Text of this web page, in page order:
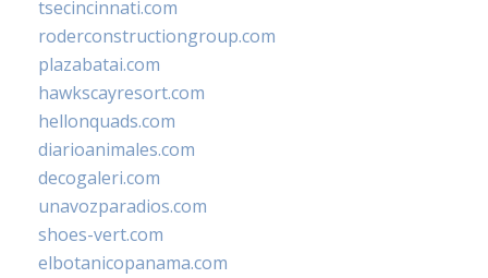
tsecincinnati.com
roderconstructiongroup.com
plazabatai.com
hawkscayresort.com
hellonquads.com
diarioanimales.com
decogaleri.com
unavozparadios.com
shoes-vert.com
elbotanicopanama.com